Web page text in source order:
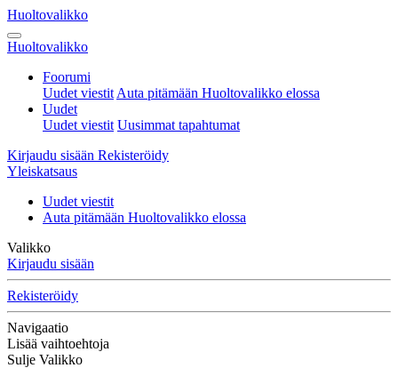
Huoltovalikko
Huoltovalikko
Foorumi
Uudet viestit Auta pitämään Huoltovalikko elossa
Uudet
Uudet viestit Uusimmat tapahtumat
Kirjaudu sisään Rekisteröidy
Yleiskatsaus
Uudet viestit
Auta pitämään Huoltovalikko elossa
Valikko
Kirjaudu sisään
Rekisteröidy
Navigaatio
Lisää vaihtoehtoja
Sulje Valikko